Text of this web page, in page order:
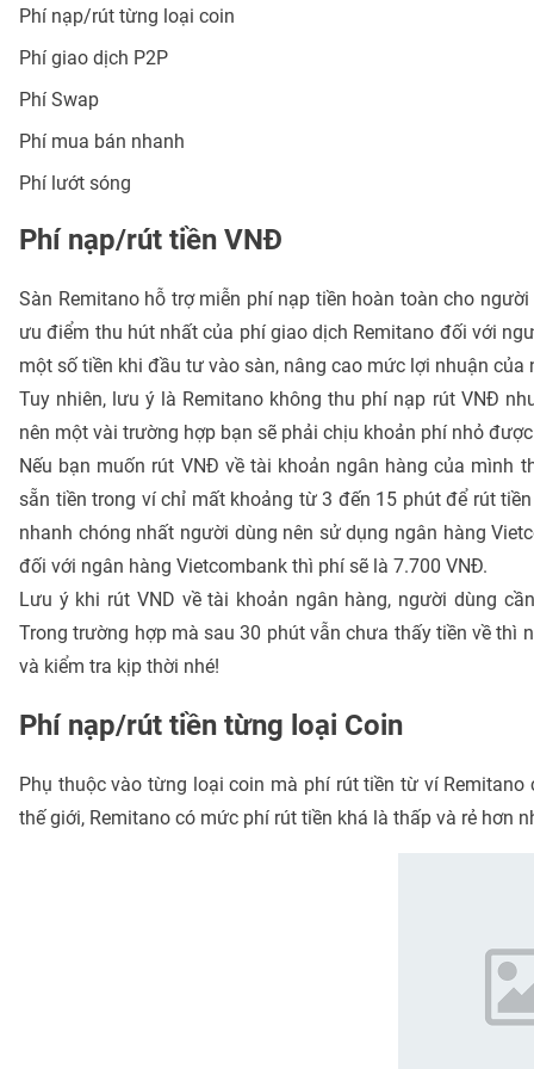
Phí nạp/rút từng loại coin
Phí giao dịch P2P
Phí Swap
Phí mua bán nhanh
Phí lướt sóng
Phí nạp/rút tiền VNĐ
Sàn Remitano hỗ trợ miễn phí nạp tiền hoàn toàn cho
ưu điểm thu hút nhất của phí giao dịch Remitano đối với
một số tiền khi đầu tư vào sàn, nâng cao mức lợi nhuận của
Tuy nhiên, lưu ý là Remitano không thu phí nạp rút VNĐ
nên một vài trường hợp bạn sẽ phải chịu khoản phí nhỏ
Nếu bạn muốn rút VNĐ về tài khoản ngân hàng của
sẵn tiền trong ví chỉ mất khoảng từ 3 đến 15 phút để rút
nhanh chóng nhất người dùng nên sử dụng ngân hàng
đối với ngân hàng Vietcombank thì phí sẽ là 7.700 VNĐ.
Lưu ý khi rút VND về tài khoản ngân hàng, người dùng
Trong trường hợp mà sau 30 phút vẫn chưa thấy tiền về thì
và kiểm tra kịp thời nhé!
Phí nạp/rút tiền từng loại Coin
Phụ thuộc vào từng loại coin mà phí rút tiền từ ví
thế giới, Remitano có mức phí rút tiền khá là thấp và rẻ hơn